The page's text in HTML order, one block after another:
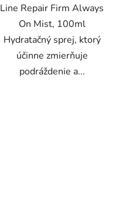
hviezdičiek.
Line Repair Firm Always
On Mist, 100ml
Hydratačný sprej, ktorý
účinne zmierňuje
podráždenie a...